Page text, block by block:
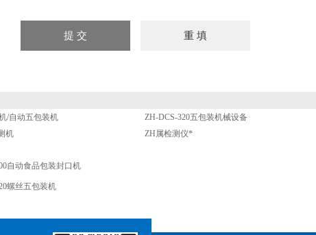
/自动五包装机
ZH-DCS-320五包装机械设备
机
ZH属检测仪*
自动食品包装封口机
螺丝五包装机